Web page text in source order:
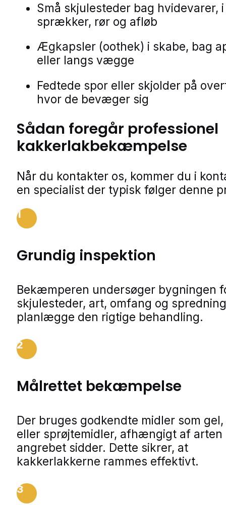
Små skjulesteder bag hvidevarer, i
sprækker, rør og afløb
Ægkapsler (oothek) i skabe, bag
eller langs vægge
Fedtede spor eller skjolder på
hvor de bevæger sig
Sådan foregår professionel
kakkerlakbekæmpelse
Når du kontakter os, kommer du i
en specialist der typisk følger denne
1
Grundig inspektion
Bekæmperen undersøger bygningen
skjulesteder, art, omfang og
planlægge den rigtige behandling.
2
Målrettet bekæmpelse
Der bruges godkendte midler som
eller sprøjtemidler, afhængigt af arten
angrebet sidder. Dette sikrer, at
kakkerlakkerne rammes effektivt.
3